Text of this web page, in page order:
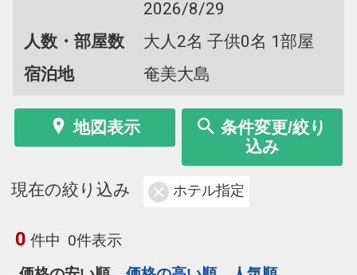
2026/8/29
人数・部屋数
大人2名 子供0名 1部屋
宿泊地
奄美大島
地図表示
条件変更/絞り
込み
現在の絞り込み ホテル指定
0 件中 0件表示